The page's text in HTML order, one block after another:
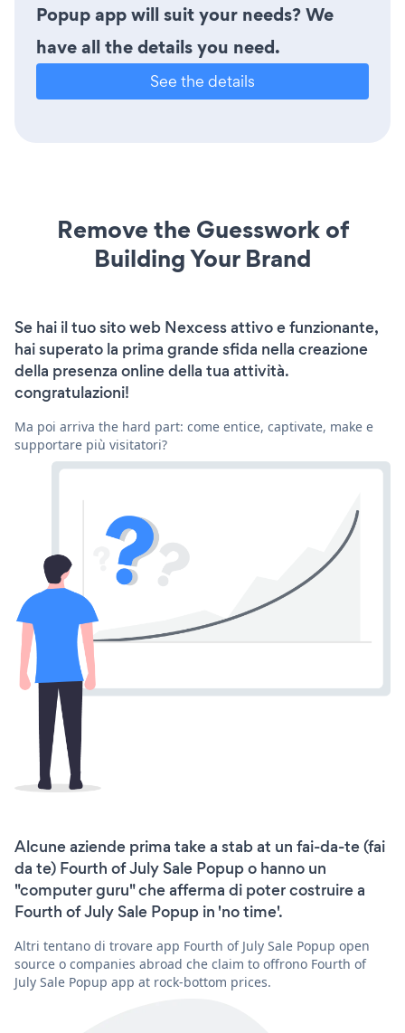
Popup app will suit your needs? We
have all the details you need.
See the details
Remove the Guesswork of
Building Your Brand
Se hai il tuo sito web Nexcess attivo e funzionante,
hai superato la prima grande sfida nella creazione
della presenza online della tua attività.
congratulazioni!
Ma poi arriva the hard part: come entice, captivate, make e
supportare più visitatori?
Alcune aziende prima take a stab at un fai-da-te (fai
da te) Fourth of July Sale Popup o hanno un
"computer guru" che afferma di poter costruire a
Fourth of July Sale Popup in 'no time'.
Altri tentano di trovare app Fourth of July Sale Popup open
source o companies abroad che claim to offrono Fourth of
July Sale Popup app at rock-bottom prices.